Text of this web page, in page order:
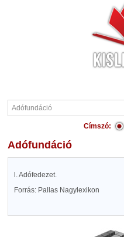
Címszó:
Adófundáció
l. Adófedezet.
Forrás: Pallas Nagylexikon